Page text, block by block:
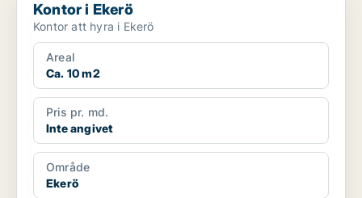
Kontor i Ekerö
Kontor att hyra i Ekerö
Areal
Ca. 10 m2
Pris pr. md.
Inte angivet
Område
Ekerö